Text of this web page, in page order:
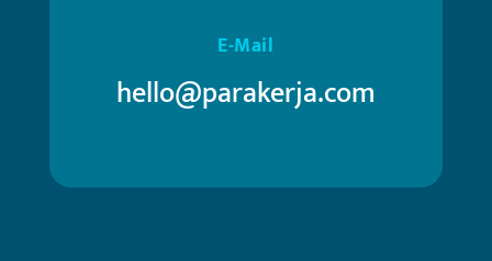
E-Mail
hello@parakerja.com